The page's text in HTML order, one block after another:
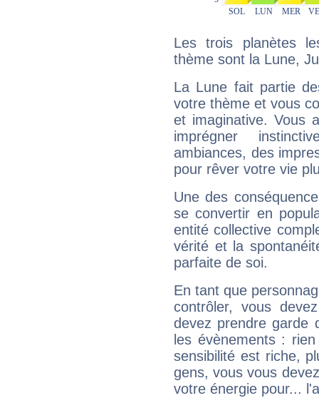
Les trois planètes
thème sont la Lune,
La Lune fait partie
votre thème et vous
et imaginative. Vous
imprégner
ambiances, des
pour rêver votre vie
Une des
se convertir en
entité collective
vérité et la
parfaite de soi.
En tant que
contrôler, vous
devez prendre garde
les évènements :
sensibilité est riche,
gens, vous vous
votre énergie pour...